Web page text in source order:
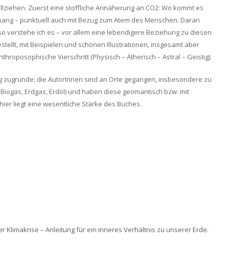
Zuerst eine stoffliche Annäherung an CO2: Wo kommt es
– punktuell auch mit Bezug zum Atem des Menschen. Daran
verstehe ich es – vor allem eine lebendigere Beziehung zu diesen
mit Beispielen und schönen Illustrationen, insgesamt aber
Vierschritt (Physisch – Ätherisch – Astral – Geistig).
die AutorInnen sind an Orte gegangen, insbesondere zu
Erdgas, Erdöl) und haben diese geomantisch bzw. mit
liegt eine wesentliche Stärke des Buches.
Klimakrise – Anleitung für ein inneres Verhältnis zu unserer Erde.